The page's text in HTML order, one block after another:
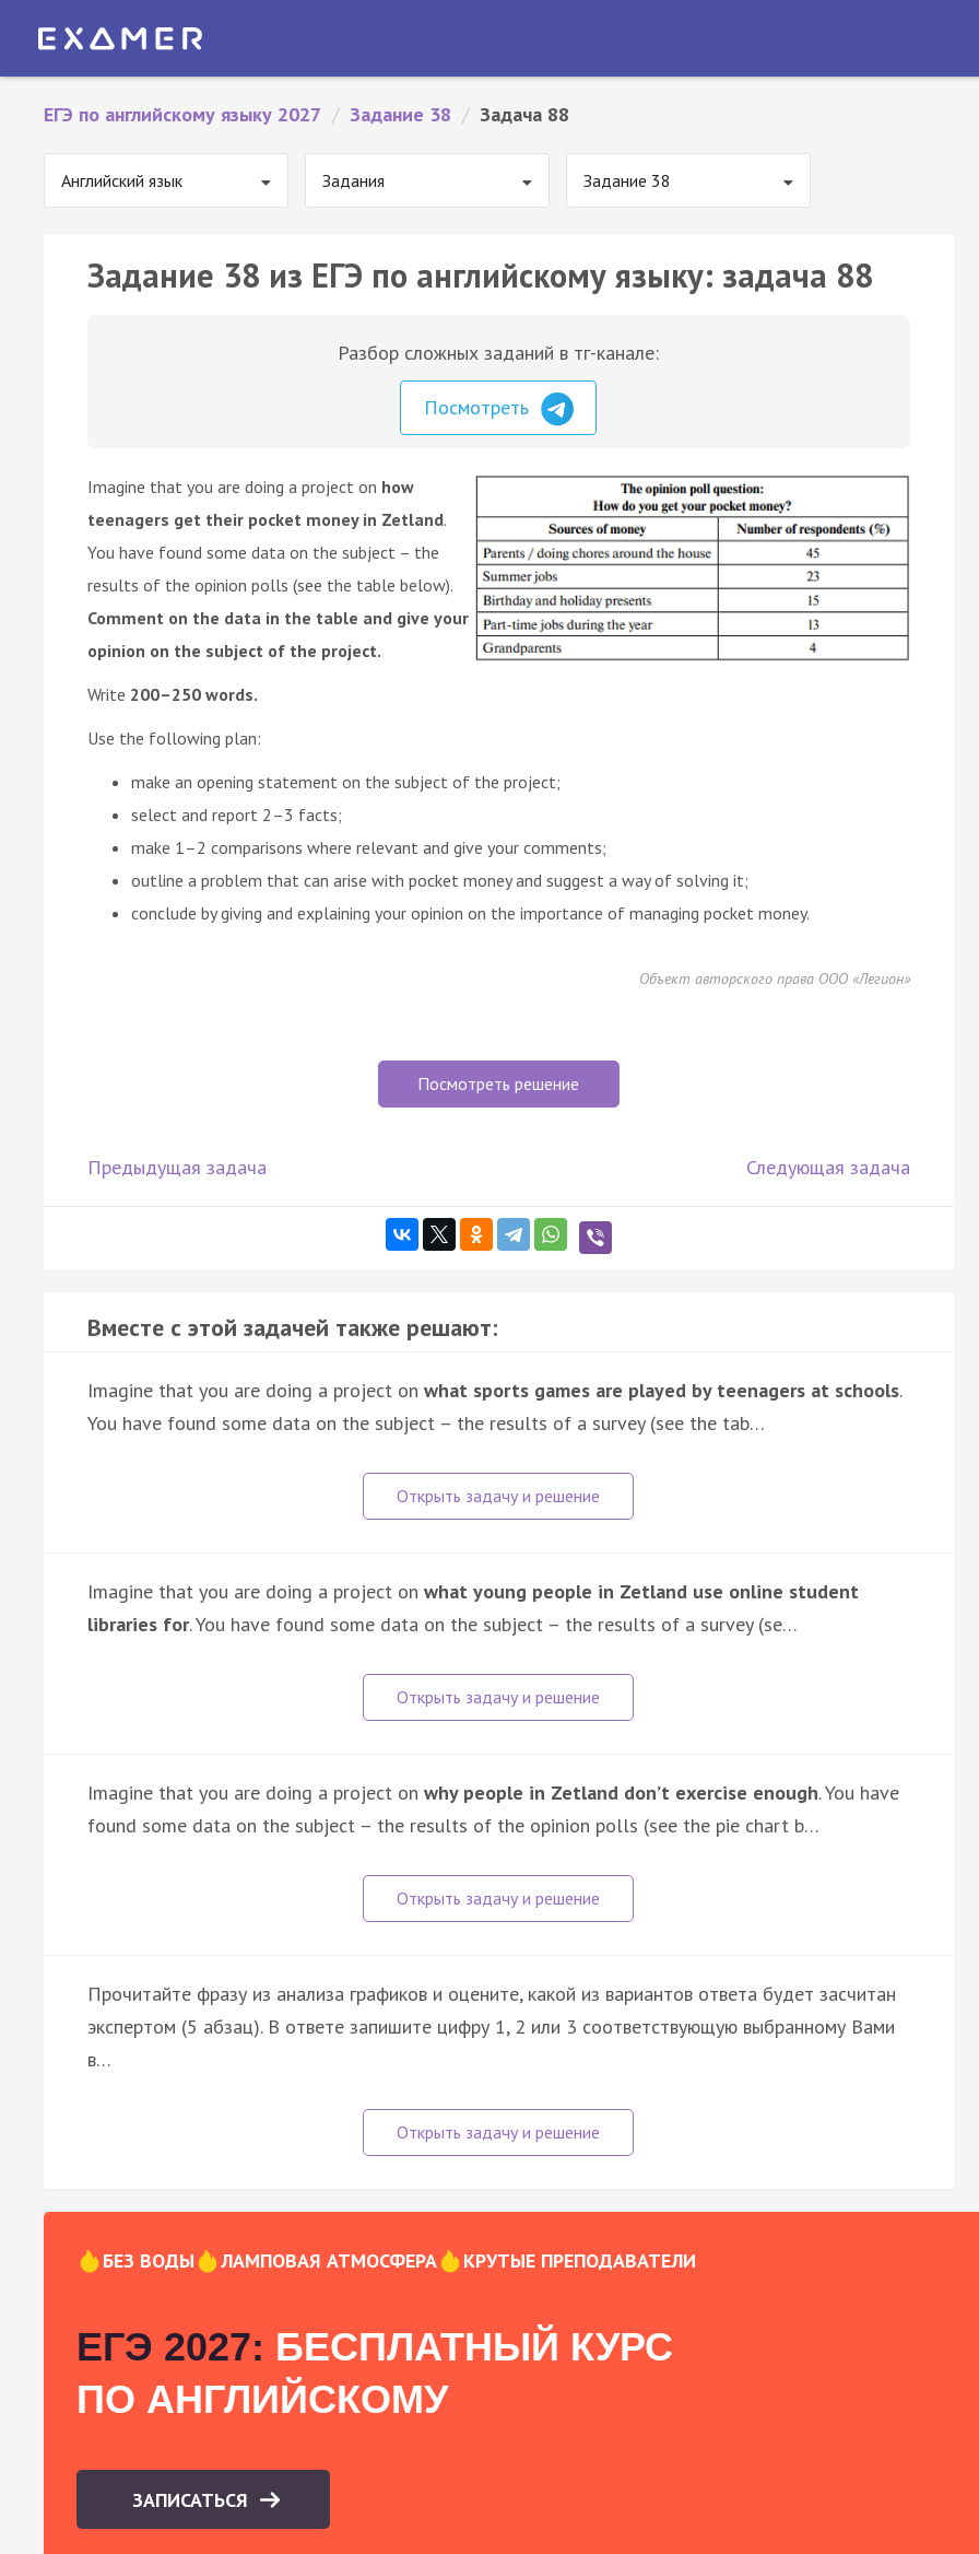
ЕГЭ по английскому языку 2027 / Задание 38 / Задача 88
Английский язык Задания Задание 38
Задание 38 из ЕГЭ по английскому языку: задача 88
Разбор сложных заданий в тг-канале:
Посмотреть
Imagine that you are doing a project on how
teenagers get their pocket money in Zetland.
You have found some data on the subject – the
results of the opinion polls (see the table below).
Comment on the data in the table and give your
opinion on the subject of the project.
Write 200–250 words.
Use the following plan:
make an opening statement on the subject of the project;
select and report 2–3 facts;
make 1–2 comparisons where relevant and give your comments;
outline a problem that can arise with pocket money and suggest a way of solving it;
conclude by giving and explaining your opinion on the importance of managing pocket money.
Объект авторского права ООО «Легион»
Посмотреть решение
Предыдущая задача Следующая задача
Вместе с этой задачей также решают:
Imagine that you are doing a project on what sports games are played by teenagers at schools.
You have found some data on the subject – the results of a survey (see the tab…
Imagine that you are doing a project on what young people in Zetland use online student
libraries for. You have found some data on the subject – the results of a survey (se…
Imagine that you are doing a project on why people in Zetland don’t exercise enough. You have
found some data on the subject – the results of the opinion polls (see the pie chart b…
Прочитайте фразу из анализа графиков и оцените, какой из вариантов ответа будет засчитан
экспертом (5 абзац). В ответе запишите цифру 1, 2 или 3 соответствующую выбранному Вами
в…
БЕЗ ВОДЫ ЛАМПОВАЯ АТМОСФЕРА КРУТЫЕ ПРЕПОДАВАТЕЛИ
ЕГЭ 2027: БЕСПЛАТНЫЙ КУРС
ПО АНГЛИЙСКОМУ
ЗАПИСАТЬСЯ